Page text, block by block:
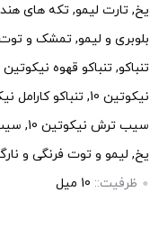
یخ, تارت لیمو, تکه های
بلوبری و لیمو, تمشک و توت
یخ, لیمو و توت فرنگی و
ظرفیت:: 10 میل